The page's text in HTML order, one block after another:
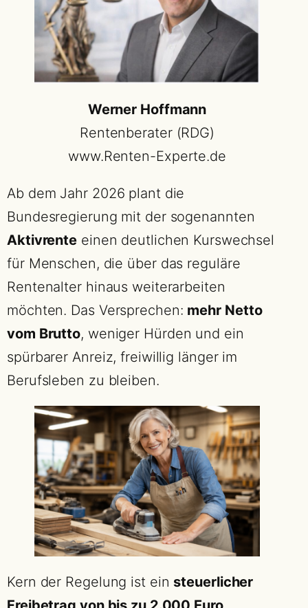
Werner Hoffmann
Rentenberater (RDG)
www.Renten-Experte.de
Ab dem Jahr 2026 plant die
Bundesregierung mit der sogenannten
Aktivrente einen deutlichen Kurswechsel
für Menschen, die über das reguläre
Rentenalter hinaus weiterarbeiten
möchten. Das Versprechen: mehr Netto
vom Brutto, weniger Hürden und ein
spürbarer Anreiz, freiwillig länger im
Berufsleben zu bleiben.
Kern der Regelung ist ein steuerlicher